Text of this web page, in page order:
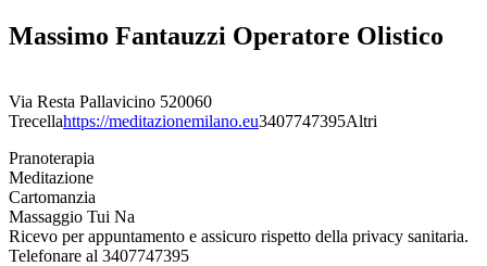
Massimo Fantauzzi Operatore Olistico
Via Resta Pallavicino 520060
Trecellahttps://meditazionemilano.eu3407747395Altri
Pranoterapia
Meditazione
Cartomanzia
Massaggio Tui Na
Ricevo per appuntamento e assicuro rispetto della privacy sanitaria.
Telefonare al 3407747395